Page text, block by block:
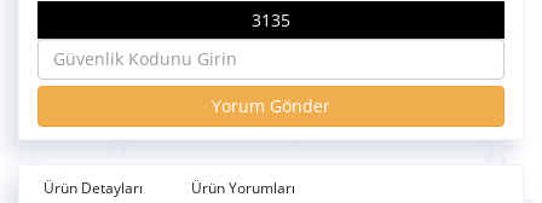
3135
Yorum Gönder
Ürün Detayları Ürün Yorumları